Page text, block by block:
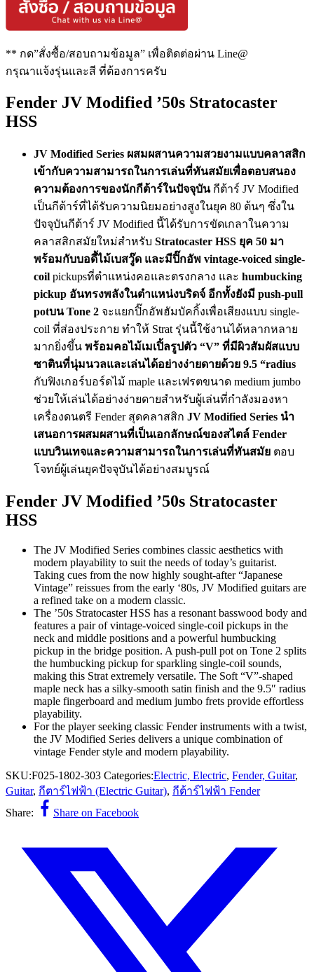
** กด”สั่งซื้อ/สอบถามข้อมูล” เพื่อติดต่อผ่าน Line@
กรุณาแจ้งรุ่นและสี ที่ต้องการครับ
Fender JV Modified ’50s Stratocaster
HSS
JV Modified Series ผสมผสานความสวยงามแบบคลาสสิก
เข้ากับความสามารถในการเล่นที่ทันสมัยเพื่อตอบสนอง
ความต้องการของนักกีต้าร์ในปัจจุบันกีต้าร์ JV Modified
เป็นกีต้าร์ที่ได้รับความนิยมอย่างสูงในยุค 80 ต้นๆ ซึ่งใน
ปัจจุบันกีต้าร์ JV Modified นี้ได้รับการขัดเกลาในความ
คลาสสิกสมัยใหม่สำหรับ Stratocaster HSS ยุค 50 มา
พร้อมกับบอดี้ไม้เบสวู๊ด และมีปิ๊กอัพ vintage-voiced single-
coil pickupsที่ตำแหน่งคอและตรงกลาง และ humbucking
pickup อันทรงพลังในตำแหน่งบริดจ์ อีกทั้งยังมี push-pull
potบน Tone 2 จะแยกปิ๊กอัพฮัมบัคกิ้งเพื่อเสียงแบบ single-
coil ที่ส่องประกาย ทำให้ Strat รุ่นนี้ใช้งานได้หลากหลาย
มากยิ่งขึ้น พร้อมคอไม้เมเปิ้ลรูปตัว “V” ที่มีผิวสัมผัสแบบ
ซาตินที่นุ่มนวลและเล่นได้อย่างง่ายดายด้วย 9.5 “radius
กับฟิงเกอร์บอร์ดไม้ maple และเฟรตขนาด medium jumbo
ช่วยให้เล่นได้อย่างง่ายดายสำหรับผู้เล่นที่กำลังมองหา
เครื่องดนตรี Fender สุดคลาสสิก JV Modified Series นำ
เสนอการผสมผสานที่เป็นเอกลักษณ์ของสไตล์ Fender
แบบวินเทจและความสามารถในการเล่นที่ทันสมัย ตอบ
โจทย์ผู้เล่นยุคปัจจุบันได้อย่างสมบูรณ์
Fender JV Modified ’50s Stratocaster
HSS
The JV Modified Series combines classic aesthetics with
modern playability to suit the needs of today’s guitarist.
Taking cues from the now highly sought-after “Japanese
Vintage” reissues from the early ‘80s, JV Modified guitars are
a refined take on a modern classic.
The ’50s Stratocaster HSS has a resonant basswood body and
features a pair of vintage-voiced single-coil pickups in the
neck and middle positions and a powerful humbucking
pickup in the bridge position. A push-pull pot on Tone 2 splits
the humbucking pickup for sparkling single-coil sounds,
making this Strat extremely versatile. The Soft “V”-shaped
maple neck has a silky-smooth satin finish and the 9.5″ radius
maple fingerboard and medium jumbo frets provide effortless
playability.
For the player seeking classic Fender instruments with a twist,
the JV Modified Series delivers a unique combination of
vintage Fender style and modern playability.
SKU:F025-1802-303 Categories:Electric, Electric, Fender, Guitar,
Guitar, กีตาร์ไฟฟ้า (Electric Guitar), กีต้าร์ไฟฟ้า Fender
Share:
Share on Facebook